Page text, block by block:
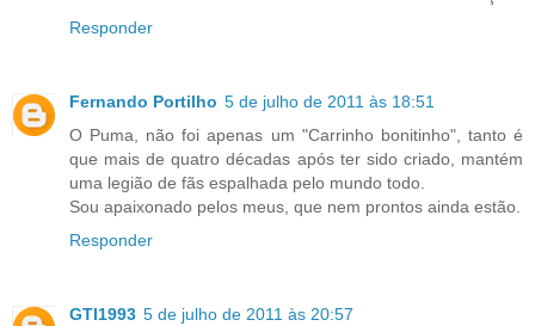
Responder
Fernando Portilho 5 de julho de 2011 às 18:51
O Puma, não foi apenas um "Carrinho bonitinho", tanto é
que mais de quatro décadas após ter sido criado, mantém
uma legião de fãs espalhada pelo mundo todo.
Sou apaixonado pelos meus, que nem prontos ainda estão.
Responder
GTI1993 5 de julho de 2011 às 20:57